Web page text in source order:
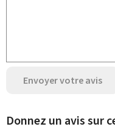
Envoyer votre avis
Donnez un avis sur